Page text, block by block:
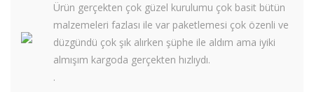
Ürün gerçekten çok güzel kurulumu çok basit bütün
malzemeleri fazlası ile var paketlemesi çok özenli ve
düzgündü çok şık alırken şüphe ile aldım ama iyiki
almışım kargoda gerçekten hızlıydı.
.